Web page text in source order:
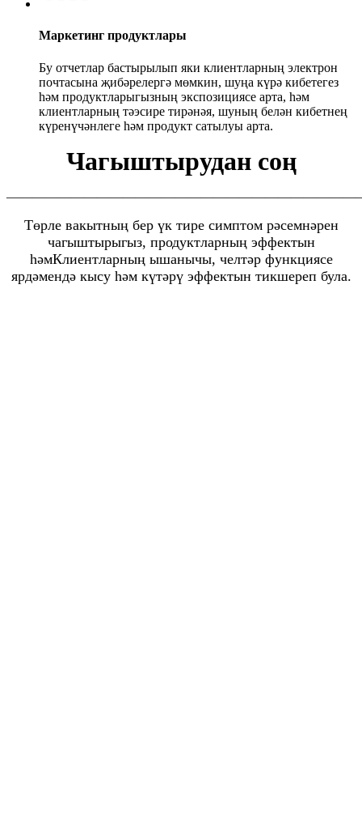
Маркетинг продуктлары
Бу отчетлар бастырылып яки клиентларның электрон
почтасына җибәрелергә мөмкин, шуңа күрә кибетегез
һәм продуктларыгызның экспозициясе арта, һәм
клиентларның тәэсире тирәнәя, шуның белән кибетнең
күренүчәнлеге һәм продукт сатылуы арта.
Чагыштырудан соң
Төрле вакытның бер үк тире симптом рәсемнәрен
чагыштырыгыз, продуктларның эффектын
һәмКлиентларның ышанычы, челтәр функциясе
ярдәмендә кысу һәм күтәрү эффектын тикшереп була.